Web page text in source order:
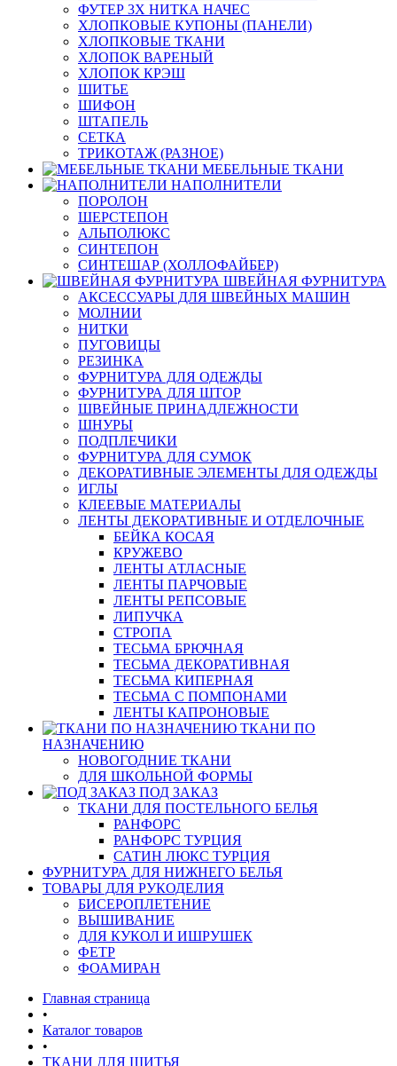
ФУТЕР 3Х НИТКА НАЧЕС
ХЛОПКОВЫЕ КУПОНЫ (ПАНЕЛИ)
ХЛОПКОВЫЕ ТКАНИ
ХЛОПОК ВАРЕНЫЙ
ХЛОПОК КРЭШ
ШИТЬЕ
ШИФОН
ШТАПЕЛЬ
СЕТКА
ТРИКОТАЖ (РАЗНОЕ)
МЕБЕЛЬНЫЕ ТКАНИ
НАПОЛНИТЕЛИ
ПОРОЛОН
ШЕРСТЕПОН
АЛЬПОЛЮКС
СИНТЕПОН
СИНТЕШАР (ХОЛЛОФАЙБЕР)
ШВЕЙНАЯ ФУРНИТУРА
АКСЕССУАРЫ ДЛЯ ШВЕЙНЫХ МАШИН
МОЛНИИ
НИТКИ
ПУГОВИЦЫ
РЕЗИНКА
ФУРНИТУРА ДЛЯ ОДЕЖДЫ
ФУРНИТУРА ДЛЯ ШТОР
ШВЕЙНЫЕ ПРИНАДЛЕЖНОСТИ
ШНУРЫ
ПОДПЛЕЧИКИ
ФУРНИТУРА ДЛЯ СУМОК
ДЕКОРАТИВНЫЕ ЭЛЕМЕНТЫ ДЛЯ ОДЕЖДЫ
ИГЛЫ
КЛЕЕВЫЕ МАТЕРИАЛЫ
ЛЕНТЫ ДЕКОРАТИВНЫЕ И ОТДЕЛОЧНЫЕ
БЕЙКА КОСАЯ
КРУЖЕВО
ЛЕНТЫ АТЛАСНЫЕ
ЛЕНТЫ ПАРЧОВЫЕ
ЛЕНТЫ РЕПСОВЫЕ
ЛИПУЧКА
СТРОПА
ТЕСЬМА БРЮЧНАЯ
ТЕСЬМА ДЕКОРАТИВНАЯ
ТЕСЬМА КИПЕРНАЯ
ТЕСЬМА С ПОМПОНАМИ
ЛЕНТЫ КАПРОНОВЫЕ
ТКАНИ ПО
НАЗНАЧЕНИЮ
НОВОГОДНИЕ ТКАНИ
ДЛЯ ШКОЛЬНОЙ ФОРМЫ
ПОД ЗАКАЗ
ТКАНИ ДЛЯ ПОСТЕЛЬНОГО БЕЛЬЯ
РАНФОРС
РАНФОРС ТУРЦИЯ
САТИН ЛЮКС ТУРЦИЯ
ФУРНИТУРА ДЛЯ НИЖНЕГО БЕЛЬЯ
ТОВАРЫ ДЛЯ РУКОДЕЛИЯ
БИСЕРОПЛЕТЕНИЕ
ВЫШИВАНИЕ
ДЛЯ КУКОЛ И ИШРУШЕК
ФЕТР
ФОАМИРАН
Главная страница
•
Каталог товаров
•
ТКАНИ ДЛЯ ШИТЬЯ